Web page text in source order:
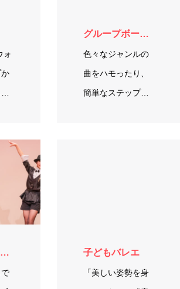
ォ
グループボーカル
色々なジャンルの
曲をハモったり、
簡単なステップに
シアタージャズダンス(初級) 子どもバレエ
「美しい姿勢を身